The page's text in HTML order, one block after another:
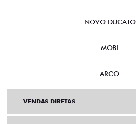
NOVO DUCATO
MOBI
ARGO
VENDAS DIRETAS